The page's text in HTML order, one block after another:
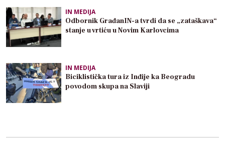
IN MEDIJA
Odbornik GrađanIN-a tvrdi da se „zataškava“
stanje u vrtiću u Novim Karlovcima
IN MEDIJA
Biciklistička tura iz Inđije ka Beogradu
povodom skupa na Slaviji